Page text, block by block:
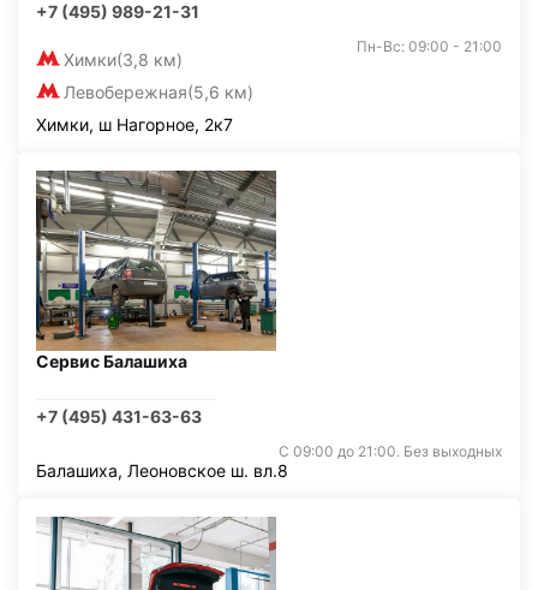
+7 (495) 989-21-31
Химки(3,8 км)
Левобережная(5,6 км)
Пн-Вс: 09:00 - 21:00
Химки, ш Нагорное, 2к7
Сервис Балашиха
+7 (495) 431-63-63
С 09:00 до 21:00. Без выходных
Балашиха, Леоновское ш. вл.8